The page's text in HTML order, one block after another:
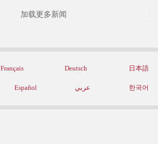
加载更多新闻
Français Deutsch 日本語
Español عربي 한국어